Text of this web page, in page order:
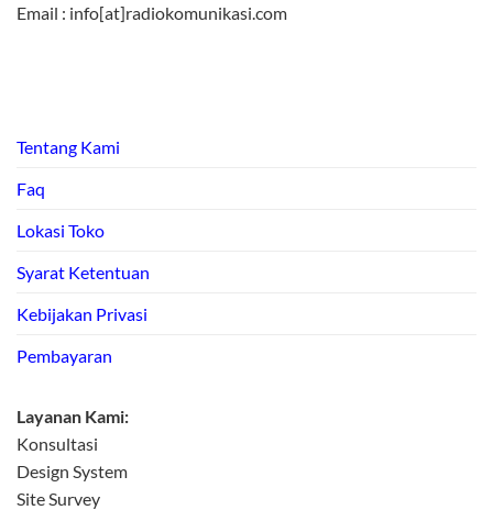
Email : info[at]radiokomunikasi.com
Tentang Kami
Faq
Lokasi Toko
Syarat Ketentuan
Kebijakan Privasi
Pembayaran
Layanan Kami:
Konsultasi
Design System
Site Survey